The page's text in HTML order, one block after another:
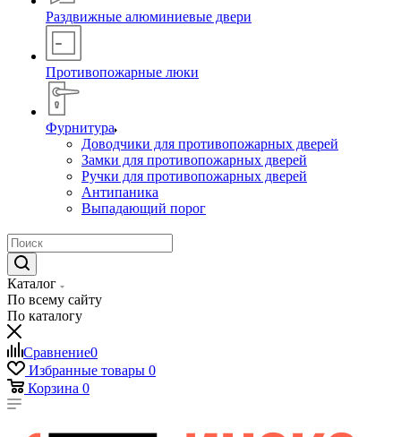
Раздвижные алюминиевые двери
Противопожарные люки
Фурнитура
Доводчики для противопожарных дверей
Замки для противопожарных дверей
Ручки для противопожарных дверей
Антипаника
Выпадающий порог
Каталог
По всему сайту
По каталогу
Сравнение0
Избранные товары 0
Корзина 0